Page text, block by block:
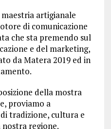
artigianale
di comunicazione
che sta premendo sul
e del marketing,
da Matera 2019 ed in
della mostra
proviamo a
tradizione, cultura e
regione.